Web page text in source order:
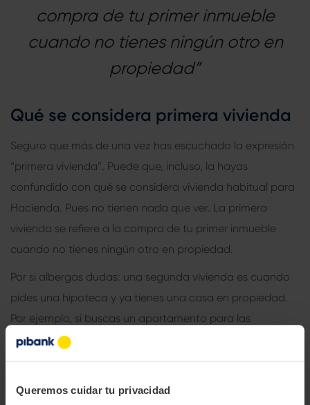
Queremos cuidar tu privacidad
compra de tu primer inmueble
cuando no tienes ningún otro en
propiedad”
Qué se considera primera vivienda
Seguro que más de una vez has escuchado la expresión
“primera vivienda”. Puede que, incluso, la hayas
confundido con qué se considera vivienda habitual para
Hacienda. Pues no tienen nada que ver. La primera
vivienda se refiere a la compra de tu primer inmueble
cuando no tienes ningún otro en propiedad.
Por si albergas dudas: una segunda vivienda es cuando
pides una hipoteca y ya tienes una casa en propiedad.
Por ejemplo, si buscas un apartamento para las
vacaciones o porque quieres invertir en bienes inmuebles
para alquilarlos y obtener una rentabilidad.